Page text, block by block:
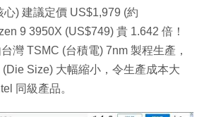
) 建議定價 US$1,979 (約
9 3950X (US$749) 貴 1.642 倍！
灣 TSMC (台積電) 7nm 製程生產，
Size) 大幅縮小，令生產成本大
同級產品。